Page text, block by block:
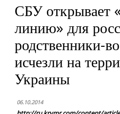
СБУ открывает
линию» для
родственники-
исчезли на
Украины
06.10.2014